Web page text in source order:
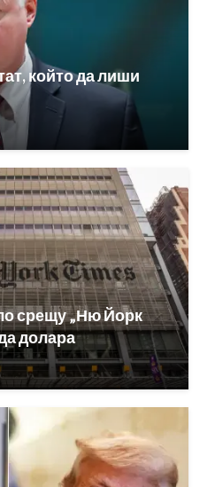
който да лиши
срещу „Ню Йорк
долара